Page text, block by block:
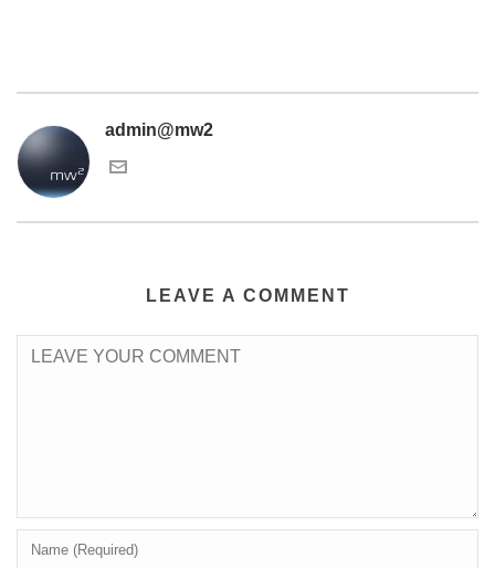
admin@mw2
LEAVE A COMMENT